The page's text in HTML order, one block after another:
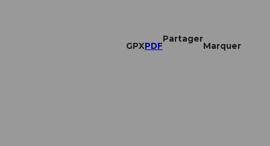
GPXPDF
Partager
Marquer